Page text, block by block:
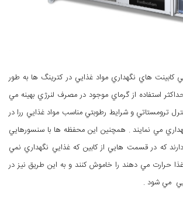
هاي نگهداري مواد غذايي در كترينگ ها به طور
استفاده از گرماي موجود در مصرف لنرژي بهينه مي
ترومستاتي و شرايط رطوبتي مناسب مواد غذايي ررا در
مي نمايند . همچنين اين محفظه ها با سنسورهايي
دارند كه در قسمت هايي از كابين كه غذايي نگهداري نمي
حرارت مي دهند را خاموش كنند و به اين طريق نيز در
مي شود .